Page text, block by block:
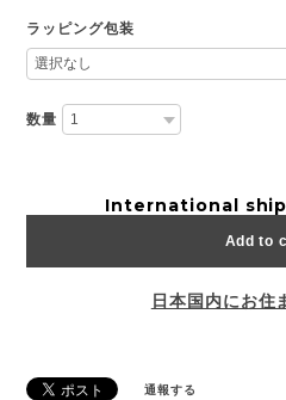
ラッピング包装
数量
International
Add to
日本国内にお住
通報する